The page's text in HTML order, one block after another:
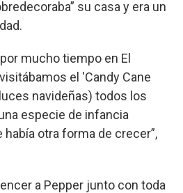
su casa y era un
mucho tiempo en El
el 'Candy Cane
navideñas) todos los
especie de infancia
otra forma de crecer”,
a Pepper junto con toda